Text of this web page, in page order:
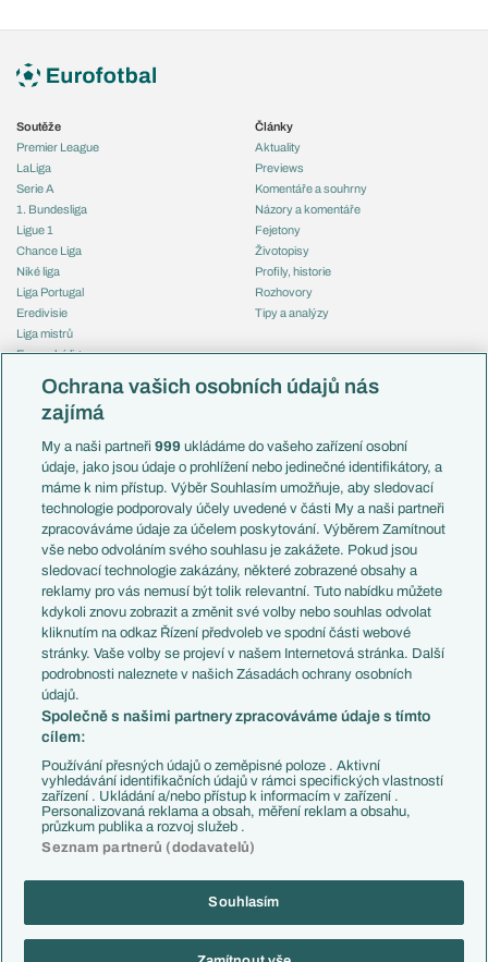
Soutěže
Premier League
LaLiga
Serie A
1. Bundesliga
Ligue 1
Chance Liga
Niké liga
Liga Portugal
Eredivisie
Liga mistrů
Evropská liga
Mistrovství světa
Liga národů
Témata
Představení týmů MS
EuroSkauting
PL v kostce
Evropské koeficienty
Přestupy
Přestupové spekulace
Zranění
Kluby
Arsenal FC
Chelsea FC
Manchester United
AC Milán
Juventus FC
Bayern Mnichov
FC Barcelona
Real Madrid
Články
Aktuality
Previews
Komentáře a souhrny
Názory a komentáře
Fejetony
Životopisy
Profily, historie
Rozhovory
Tipy a analýzy
Česko
Francie
Itálie
Německo
Španělsko
Argentina
Brazílie
Přestupy
Zápasy
Livescore
Tipovací soutěž
Copyright © 2001-2026 EuroFotbal.cz. Využíváme zpravodajství ČTK.
Informace o zpracování osobních údajů
Ochrana vašich osobních údajů nás
zajímá
My a naši partneři999 ukládáme do vašeho zařízení osobní
údaje, jako jsou údaje o prohlížení nebo jedinečné identifikátory, a
máme k nim přístup. Výběr Souhlasím umožňuje, aby sledovací
technologie podporovaly účely uvedené v části My a naši partneři
zpracováváme údaje za účelem poskytování. Výběrem Zamítnout
vše nebo odvoláním svého souhlasu je zakážete. Pokud jsou
sledovací technologie zakázány, některé zobrazené obsahy a
reklamy pro vás nemusí být tolik relevantní. Tuto nabídku můžete
kdykoli znovu zobrazit a změnit své volby nebo souhlas odvolat
kliknutím na odkaz Řízení předvoleb ve spodní části webové
stránky. Vaše volby se projeví v našem Internetová stránka. Další
podrobnosti naleznete v našich Zásadách ochrany osobních
údajů.
Společně s našimi partnery zpracováváme údaje s tímto
cílem:
Používání přesných údajů o zeměpisné poloze . Aktivní
vyhledávání identifikačních údajů v rámci specifických vlastností
zařízení . Ukládání a/nebo přístup k informacím v zařízení .
Personalizovaná reklama a obsah, měření reklam a obsahu,
průzkum publika a rozvoj služeb .
Seznam partnerů (dodavatelů)
Souhlasím